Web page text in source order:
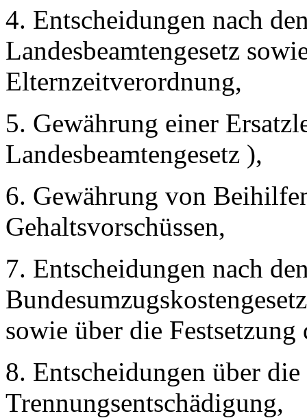
4. Entscheidungen nach
Landesbeamtengesetz
Elternzeitverordnung,
5. Gewährung einer
Landesbeamtengesetz ),
6. Gewährung von
Gehaltsvorschüssen,
7. Entscheidungen nach
sowie über die
8. Entscheidungen über
Trennungsentschädigung,